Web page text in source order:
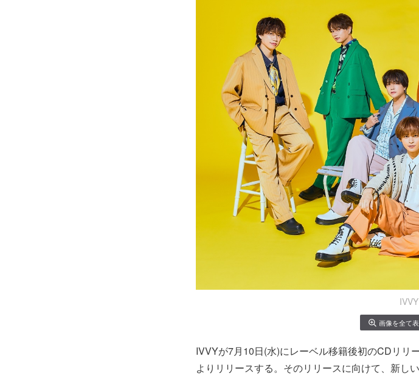
IVVY
画像を全て表
IVVYが7月10日(水)にレーベル移籍後初のCDリリ
よりリリースする。そのリリースに向けて、新し